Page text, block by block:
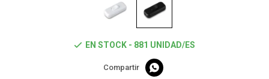
EN STOCK - 881 UNIDAD/ES
